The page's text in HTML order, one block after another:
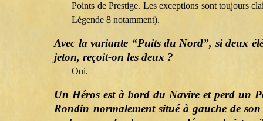
Points de Prestige. Les exceptions sont toujours
Légende 8 notamment).
Avec la variante “Puits du Nord”, si deux
jeton, reçoit-on les deux ?
Oui.
Un Héros est à bord du Navire et perd un
Rondin normalement situé à gauche de